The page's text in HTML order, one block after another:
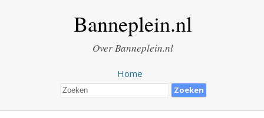
Banneplein.nl
Over Banneplein.nl
Home